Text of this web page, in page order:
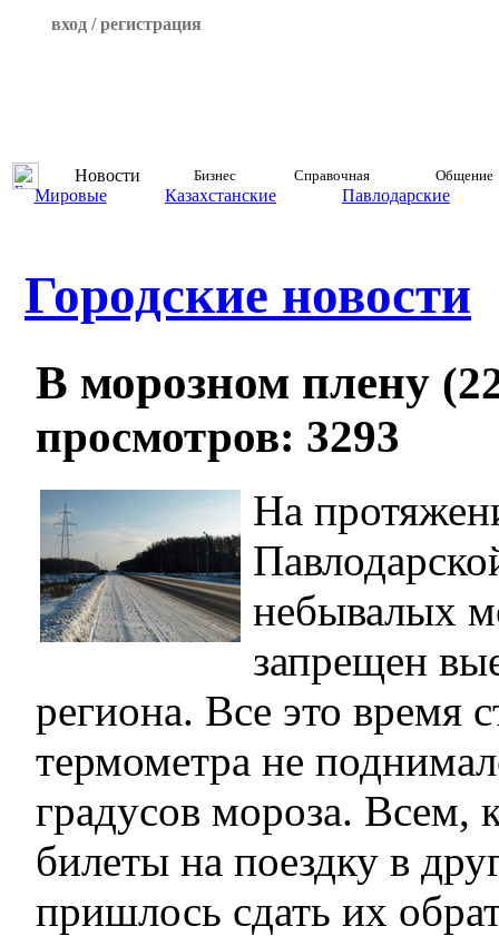
вход / регистрация
Новости Бизнес Справочная Общение
Мировые Казахстанские Павлодарские
Городские новости
В морозном плену
просмотров: 3293
На
небывалых
запрещен
региона. Все это время
термометра не
градусов мороза. Всем,
билеты на поездку в
пришлось сдать их